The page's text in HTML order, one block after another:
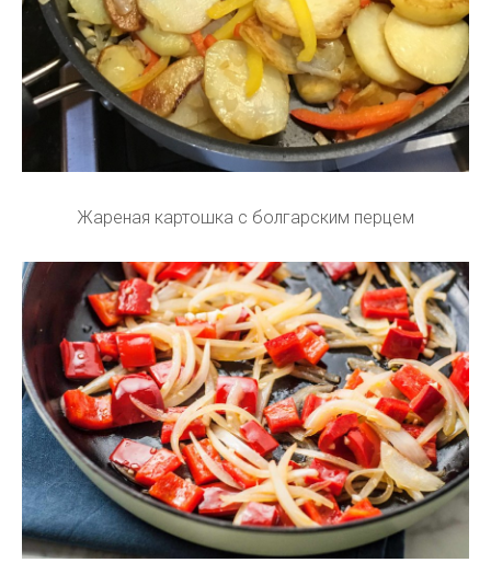
Жареная картошка с болгарским перцем